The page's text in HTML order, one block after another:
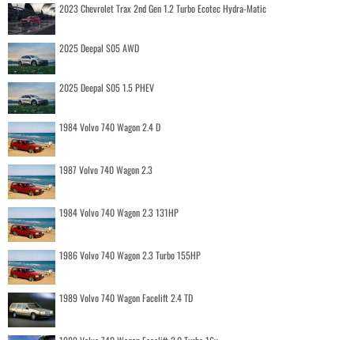
2023 Chevrolet Trax 2nd Gen 1.2 Turbo Ecotec Hydra-Matic
2025 Deepal S05 AWD
2025 Deepal S05 1.5 PHEV
1984 Volvo 740 Wagon 2.4 D
1987 Volvo 740 Wagon 2.3
1984 Volvo 740 Wagon 2.3 131HP
1986 Volvo 740 Wagon 2.3 Turbo 155HP
1989 Volvo 740 Wagon Facelift 2.4 TD